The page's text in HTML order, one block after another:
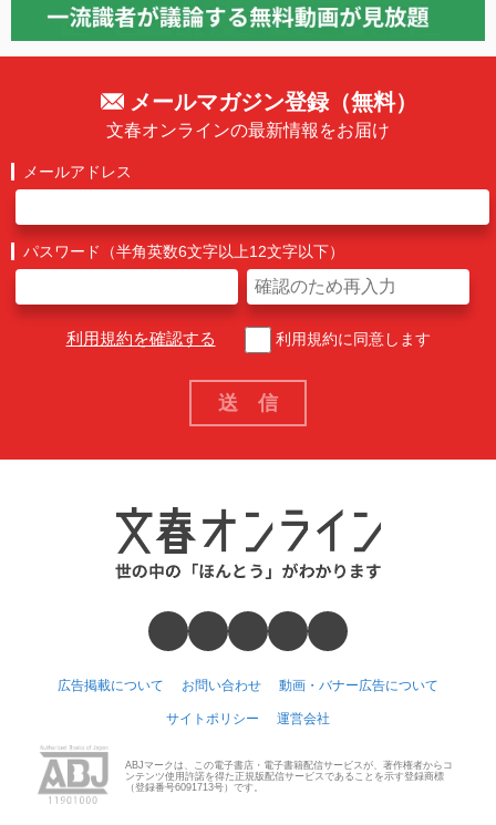
メールマガジン登録（無料）
文春オンラインの最新情報をお届け
メールアドレス
パスワード（半角英数6文字以上12文字以下）
利用規約を確認する 利用規約に同意します
広告掲載について お問い合わせ 動画・バナー広告について
サイトポリシー 運営会社
ABJマークは、この電子書店・電子書籍配信サービスが、著作権者からコ
ンテンツ使用許諾を得た正規版配信サービスであることを示す登録商標
（登録番号6091713号）です。